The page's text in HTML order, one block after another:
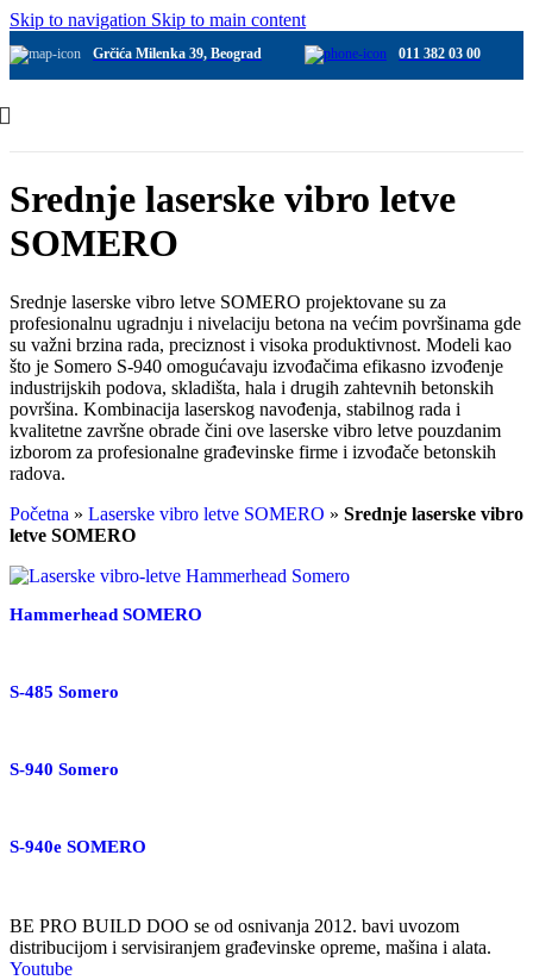
Skip to navigation Skip to main content
Grčića Milenka 39, Beograd 011 382 03 00
Srednje laserske vibro letve
SOMERO
Srednje laserske vibro letve SOMERO projektovane su za
profesionalnu ugradnju i nivelaciju betona na većim površinama gde
su važni brzina rada, preciznost i visoka produktivnost. Modeli kao
što je Somero S-940 omogućavaju izvođačima efikasno izvođenje
industrijskih podova, skladišta, hala i drugih zahtevnih betonskih
površina. Kombinacija laserskog navođenja, stabilnog rada i
kvalitetne završne obrade čini ove laserske vibro letve pouzdanim
izborom za profesionalne građevinske firme i izvođače betonskih
radova.
Početna » Laserske vibro letve SOMERO » Srednje laserske vibro
letve SOMERO
Hammerhead SOMERO
S-485 Somero
S-940 Somero
S-940e SOMERO
BE PRO BUILD DOO se od osnivanja 2012. bavi uvozom
distribucijom i servisiranjem građevinske opreme, mašina i alata.
Youtube